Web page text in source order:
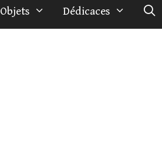
Objets Dédicaces